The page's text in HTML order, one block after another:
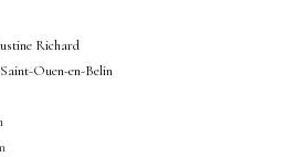
Richard
Ouen-en-Belin